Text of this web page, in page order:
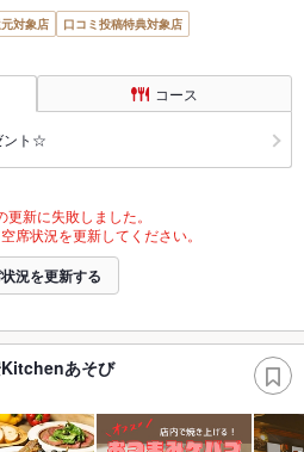
対象店
口コミ投稿特典対象店
コース
ント☆
更新に失敗しました。
席状況を更新してください。
況を更新する
Kitchenあそび